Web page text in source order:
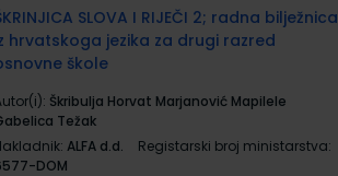
SLOVA I RIJEČI 2; radna bilježnica
hrvatskoga jezika za drugi razred
škole
Škribulja Horvat Marjanović Mapilele
Težak
ALFA d.d.
Registarski broj ministarstva:
DOM